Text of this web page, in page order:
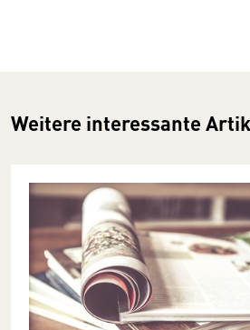
Weitere interessante